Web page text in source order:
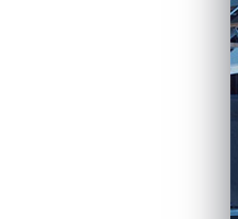
Pwn2Own Automotiveの
の試みがありました。こ
Dark」と呼ばれる試み
トモーティブワールドの
した。合計で24件の脆